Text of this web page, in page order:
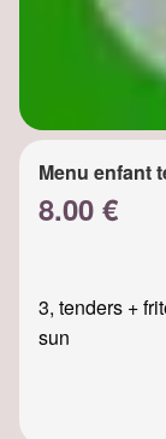
Menu enfant
8.00 €
3, tenders +
sun